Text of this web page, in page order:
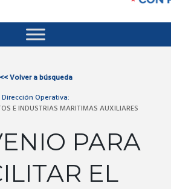
<<Volver a búsqueda
Dirección Operativa:
E INDUSTRIAS MARITIMAS AUXILIARES
PARA
EL